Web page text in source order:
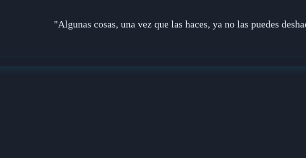
"Algunas cosas, una vez que las haces, ya no las puedes